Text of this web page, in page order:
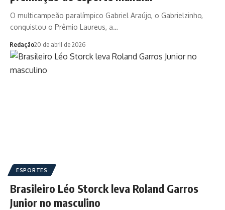
O multicampeão paralímpico Gabriel Araújo, o Gabrielzinho,
conquistou o Prêmio Laureus, a…
Redação20 de abril de 2026
ESPORTES
Brasileiro Léo Storck leva Roland Garros
Junior no masculino